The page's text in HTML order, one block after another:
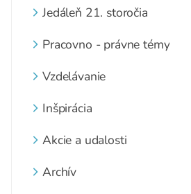
Jedáleň 21. storočia
Pracovno - právne témy
Vzdelávanie
Inšpirácia
Akcie a udalosti
Archív